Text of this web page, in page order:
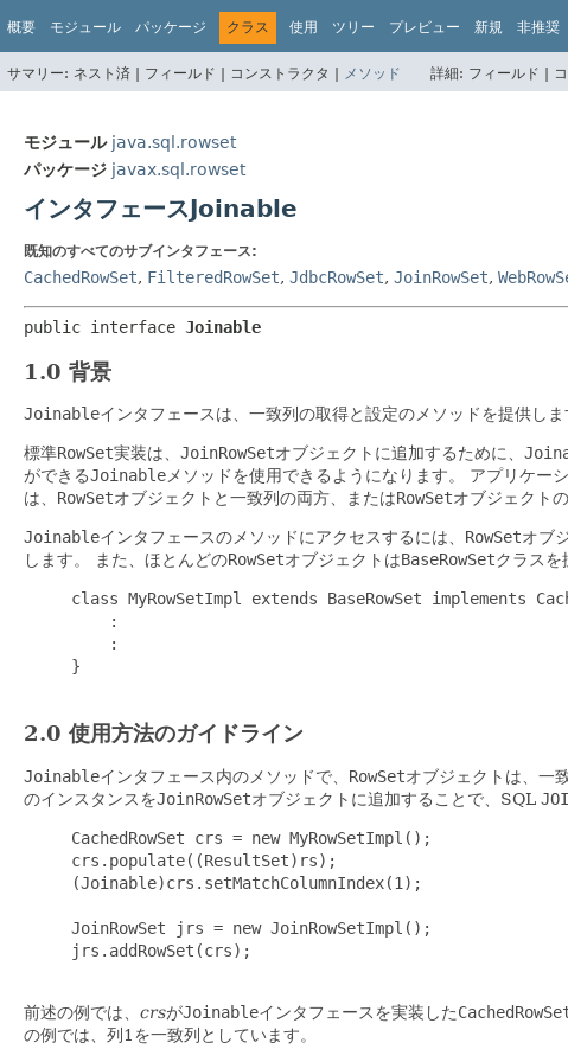
概要 モジュール パッケージ クラス 使用 ツリー プレビュー 新規 非推奨
サマリー: ネスト済 | フィールド | コンストラクタ | メソッド 詳細: フィールド |
モジュール java.sql.rowset
パッケージ javax.sql.rowset
インタフェースJoinable
既知のすべてのサブインタフェース:
CachedRowSet, FilteredRowSet, JdbcRowSet, JoinRowSet,
public interface Joinable
1.0 背景
Joinableインタフェースは、一致列の取得と設定のメソッドを提供し
標準RowSet実装は、 JoinRowSetオブジェクトに追加するために、
ができるJoinableメソッドを使用できるようになります。 アプリケー
は、 RowSetオブジェクトと一致列の両方、またはRowSetオブジェクト
Joinableインタフェースのメソッドにアクセスするには、 RowSetオブ
します。
また、ほとんどのRowSetオブジェクトはBaseRowSetクラスを
class MyRowSetImpl extends BaseRowSet implements
         :
         :
     }
2.0 使用方法のガイドライン
Joinableインタフェース内のメソッドで、 RowSetオブジェクトは、一
のインスタンスをJoinRowSetオブジェクトに追加することで、SQL
     CachedRowSet crs = new MyRowSetImpl();
     crs.populate((ResultSet)rs);
     (Joinable)crs.setMatchColumnIndex(1);
     JoinRowSet jrs = new JoinRowSetImpl();
     jrs.addRowSet(crs);
前述の例では、 crsがJoinableインタフェースを実装した
の例では、列1を一致列としています。